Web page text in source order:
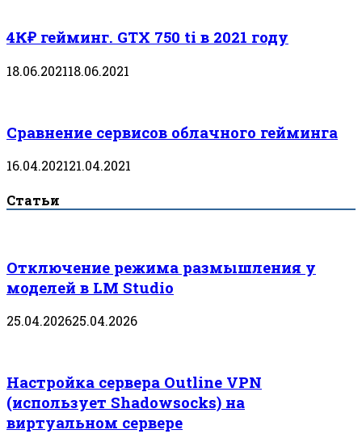
4К₽ гейминг. GTX 750 ti в 2021 году
18.06.202118.06.2021
Сравнение сервисов облачного гейминга
16.04.202121.04.2021
Статьи
Отключение режима размышления у
моделей в LM Studio
25.04.202625.04.2026
Настройка сервера Outline VPN
(использует Shadowsocks) на
виртуальном сервере